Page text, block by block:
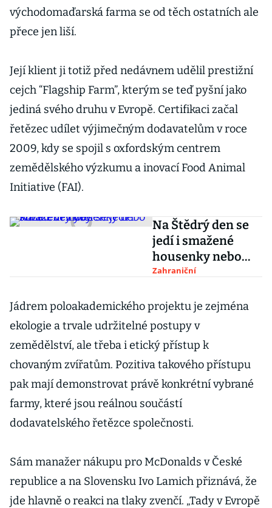
východomaďarská farma se od těch ostatních ale
přece jen liší.
Její klient ji totiž před nedávnem udělil prestižní
cejch “Flagship Farm”, kterým se teď pyšní jako
jediná svého druhu v Evropě. Certifikaci začal
řetězec udílet výjimečným dodavatelům v roce
2009, kdy se spojil s oxfordským centrem
zemědělského výzkumu a inovací Food Animal
Initiative (FAI).
Na Štědrý den se
jedí i smažené
housenky nebo
kůže z velryby
Zahraniční
Jádrem poloakademického projektu je zejména
ekologie a trvale udržitelné postupy v
zemědělství, ale třeba i etický přístup k
chovaným zvířatům. Pozitiva takového přístupu
pak mají demonstrovat právě konkrétní vybrané
farmy, které jsou reálnou součástí
dodavatelského řetězce společnosti.
Sám manažer nákupu pro McDonalds v České
republice a na Slovensku Ivo Lamich přiznává, že
jde hlavně o reakci na tlaky zvenčí. „Tady v Evropě